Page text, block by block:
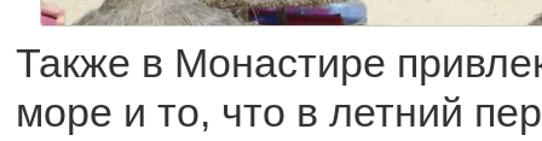
Также в Монастире
море и то, что в летний